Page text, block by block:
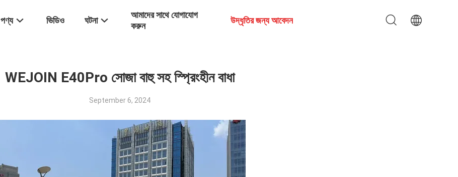
পণ্য ভিডিও ঘটনা
আমাদের সাথে যোগাযোগ
করুন
উদ্ধৃতির জন্য আবেদন
WEJOIN E40Pro সোজা বাহু সহ স্প্রিংহীন বাধা
September 6, 2024